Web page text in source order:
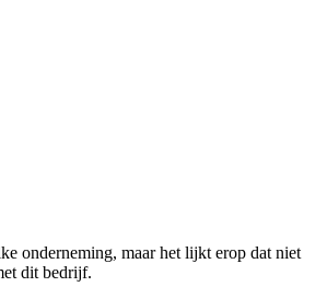
onderneming, maar het lijkt erop dat niet
dit bedrijf.